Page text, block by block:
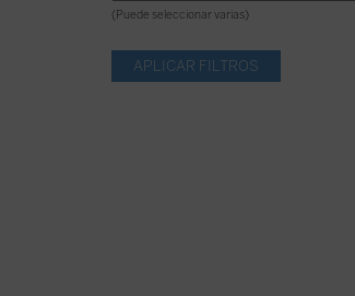
(Puede seleccionar varias)